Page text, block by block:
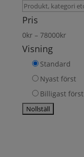
Sök
produkt
Pris
0kr– 78000kr
Visning
Standard
Nyast först
Billigast först